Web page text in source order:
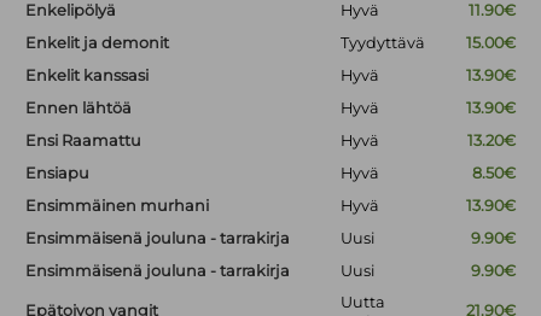
Enkelipölyä Hyvä
11.90€
Enkelit ja demonit
Tyydyttävä
15.00€
Enkelit kanssasi
Hyvä
13.90€
Ennen lähtöä
Hyvä
13.90€
Ensi Raamattu
Hyvä
13.20€
Ensiapu
Hyvä
8.50€
Ensimmäinen murhani
Hyvä
13.90€
Ensimmäisenä jouluna - tarrakirja
Uusi
9.90€
Ensimmäisenä jouluna - tarrakirja
Uusi 9.90€
Epätoivon vangit
Uutta
21.90€